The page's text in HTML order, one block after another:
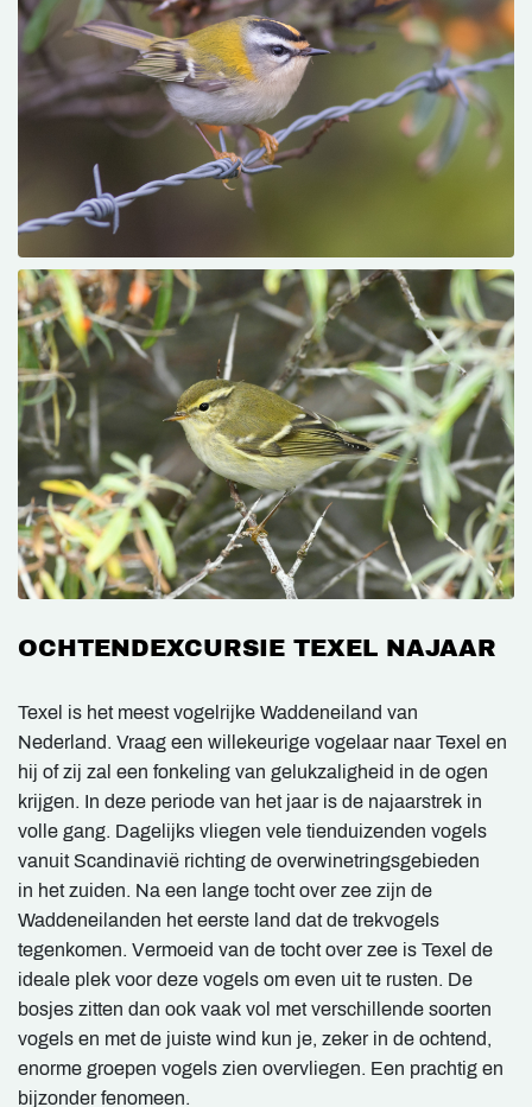
OCHTENDEXCURSIE TEXEL NAJAAR
Texel is het meest vogelrijke Waddeneiland van
Nederland. Vraag een willekeurige vogelaar naar Texel en
hij of zij zal een fonkeling van gelukzaligheid in de ogen
krijgen. In deze periode van het jaar is de najaarstrek in
volle gang. Dagelijks vliegen vele tienduizenden vogels
vanuit Scandinavië richting de overwinetringsgebieden
in het zuiden. Na een lange tocht over zee zijn de
Waddeneilanden het eerste land dat de trekvogels
tegenkomen. Vermoeid van de tocht over zee is Texel de
ideale plek voor deze vogels om even uit te rusten. De
bosjes zitten dan ook vaak vol met verschillende soorten
vogels en met de juiste wind kun je, zeker in de ochtend,
enorme groepen vogels zien overvliegen. Een prachtig en
bijzonder fenomeen.